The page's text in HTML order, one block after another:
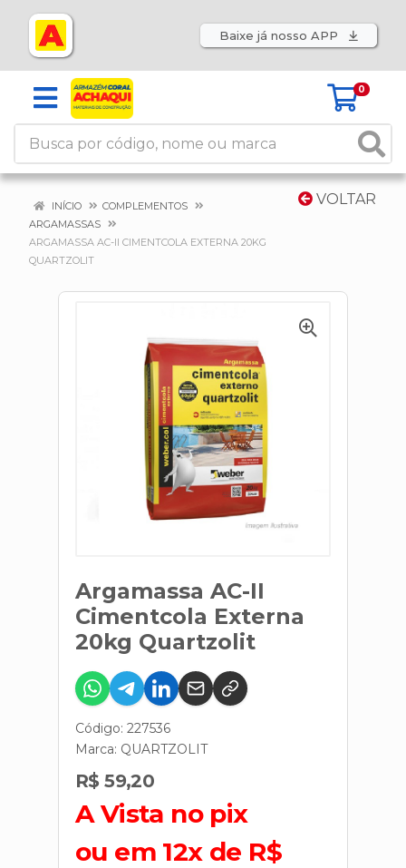
Baixe já nosso APP
0
VOLTAR
INÍCIO
COMPLEMENTOS
ARGAMASSAS
ARGAMASSA AC-II CIMENTCOLA EXTERNA 20KG
QUARTZOLIT
Argamassa AC-II
Cimentcola Externa
20kg Quartzolit
Código: 227536
Marca: QUARTZOLIT
R$ 59,20
A Vista no pix
ou em 12x de R$